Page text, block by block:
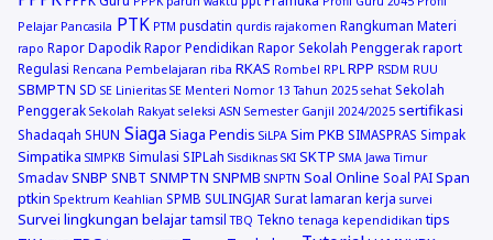
Pelajar Pancasila PTK PTM pusdatin qurdis rajakomen Rangkuman Materi
rapo Rapor Dapodik Rapor Pendidikan Rapor Sekolah Penggerak raport
Regulasi Rencana Pembelajaran riba RKAS Rombel RPL RPP RSDM RUU
SBMPTN SD SE Linieritas SE Menteri Nomor 13 Tahun 2025 sehat Sekolah
Penggerak Sekolah Rakyat seleksi ASN Semester Ganjil 2024/2025 sertifikasi
Shadaqah SHUN SiagaSiaga Pendis SiLPA Sim PKB SIMASPRAS Simpak
Simpatika SIMPKB Simulasi SIPLah Sisdiknas SKI SKTP SMA Jawa Timur
Smadav SNBP SNBT SNMPTN SNPMB SNPTN Soal Online Soal PAI Span
ptkin Spektrum Keahlian SPMB SULINGJAR Surat lamaran kerja survei
Survei lingkungan belajar tamsil TBQ Tekno tenaga kependidikan tips